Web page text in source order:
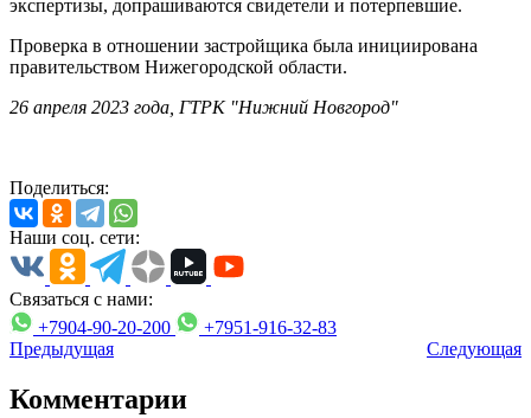
экспертизы, допрашиваются свидетели и потерпевшие.
Проверка в отношении застройщика была инициирована
правительством Нижегородской области.
26 апреля 2023 года, ГТРК "Нижний Новгород"
Поделиться:
Наши соц. сети:
Связаться с нами:
+7904-90-20-200
+7951-916-32-83
Предыдущая
Следующая
Комментарии